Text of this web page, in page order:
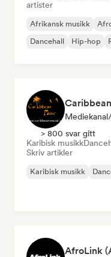
artister
Afrikansk musikk
Dancehall
Hip-hop
> 800 svar gitt
Karibisk musikk
Skriv artikler
Karibisk musikk
AfroLink